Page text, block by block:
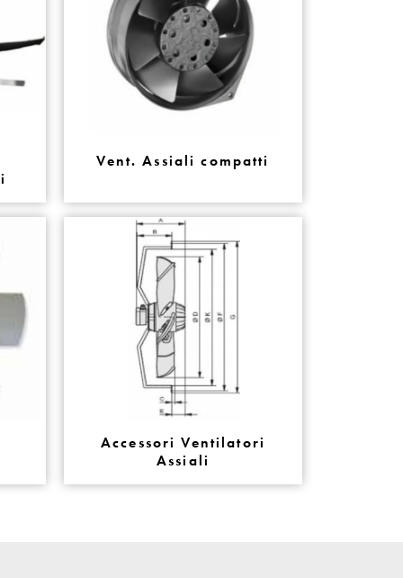
Vent. Assiali compatti
Accessori Ventilatori
Assiali